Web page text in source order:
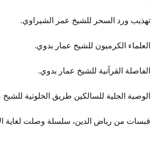
تهذيب ورد السحر للشيخ عمر الشيراوي.
العلماء الكرميون للشيخ عمار بدوي.
الفاصلة القرآنية للشيخ عمار بدوي.
الوصية الجلية للسالكين طريق الخلوتية
قبسات من رياض الدين، سلسلة وصلت لغاية الان الى